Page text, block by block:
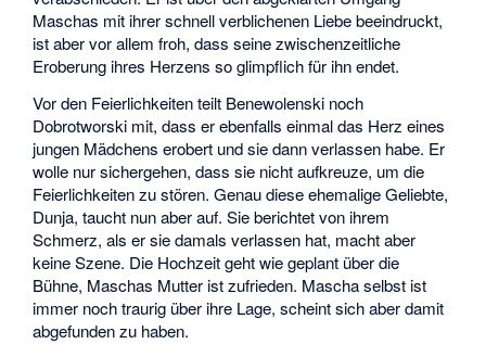
Maschas mit ihrer schnell verblichenen Liebe beeindruckt,
ist aber vor allem froh, dass seine zwischenzeitliche
Eroberung ihres Herzens so glimpflich für ihn endet.
Vor den Feierlichkeiten teilt Benewolenski noch
Dobrotworski mit, dass er ebenfalls einmal das Herz eines
jungen Mädchens erobert und sie dann verlassen habe. Er
wolle nur sichergehen, dass sie nicht aufkreuze, um die
Feierlichkeiten zu stören. Genau diese ehemalige Geliebte,
Dunja, taucht nun aber auf. Sie berichtet von ihrem
Schmerz, als er sie damals verlassen hat, macht aber
keine Szene. Die Hochzeit geht wie geplant über die
Bühne, Maschas Mutter ist zufrieden. Mascha selbst ist
immer noch traurig über ihre Lage, scheint sich aber damit
abgefunden zu haben.